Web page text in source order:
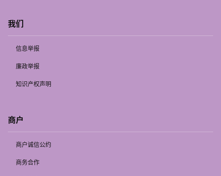
我们
信息举报
廉政举报
知识产权声明
商户
商户诚信公约
商务合作